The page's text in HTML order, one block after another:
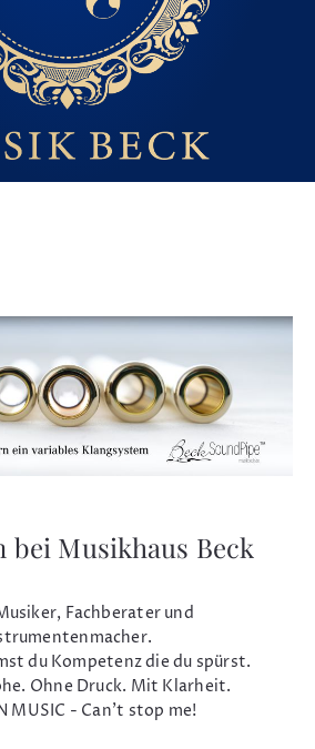
bei Musikhaus Beck
Fachberater und
du Kompetenz die du spürst.
Ohne Druck. Mit Klarheit.
MUSIC - Can't stop me!